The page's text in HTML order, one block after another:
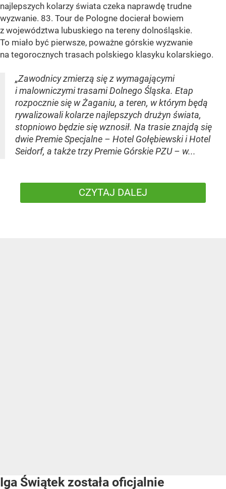
najlepszych kolarzy świata czeka naprawdę trudne
wyzwanie. 83. Tour de Pologne docierał bowiem
z województwa lubuskiego na tereny dolnośląskie.
To miało być pierwsze, poważne górskie wyzwanie
na tegorocznych trasach polskiego klasyku kolarskiego.
„Zawodnicy zmierzą się z wymagającymi
i malowniczymi trasami Dolnego Śląska. Etap
rozpocznie się w Żaganiu, a teren, w którym będą
rywalizowali kolarze najlepszych drużyn świata,
stopniowo będzie się wznosił. Na trasie znajdą się
dwie Premie Specjalne – Hotel Gołębiewski i Hotel
Seidorf, a także trzy Premie Górskie PZU – w...
CZYTAJ DALEJ
Iga Świątek została oficjalnie